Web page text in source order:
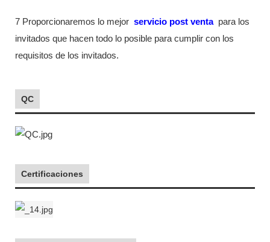
7 Proporcionaremos lo mejor servicio post venta para los
invitados que hacen todo lo posible para cumplir con los
requisitos de los invitados.
QC
Certificaciones